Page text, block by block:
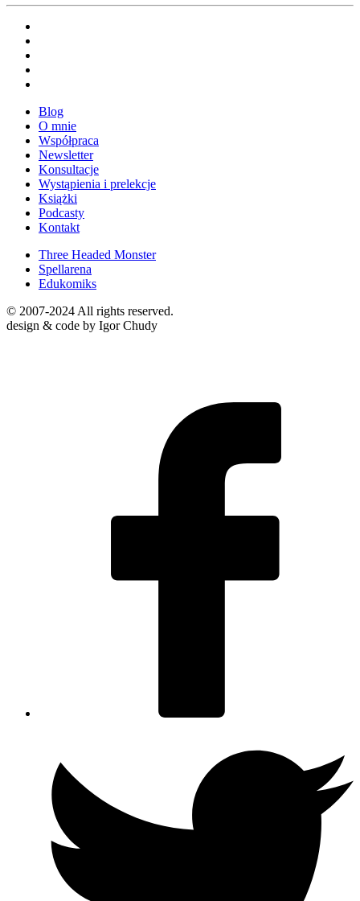
Blog
O mnie
Współpraca
Newsletter
Konsultacje
Wystąpienia i prelekcje
Książki
Podcasty
Kontakt
Three Headed Monster
Spellarena
Edukomiks
© 2007-2024 All rights reserved.
design & code by Igor Chudy